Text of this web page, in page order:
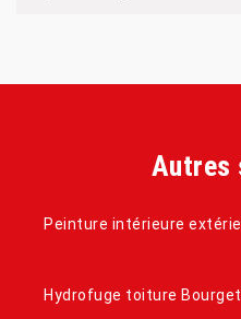
Autres
Peinture intérieure
Hydrofuge toiture Bourget